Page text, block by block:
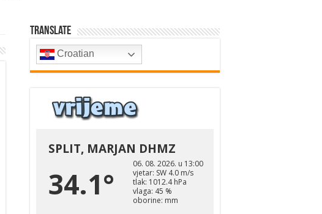
Translate
Croatian